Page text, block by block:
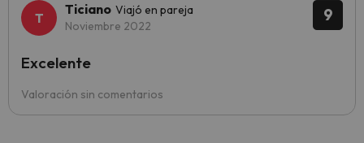
9
Ticiano Viajó en pareja
Noviembre 2022
Valoración sin comentarios
Excelente